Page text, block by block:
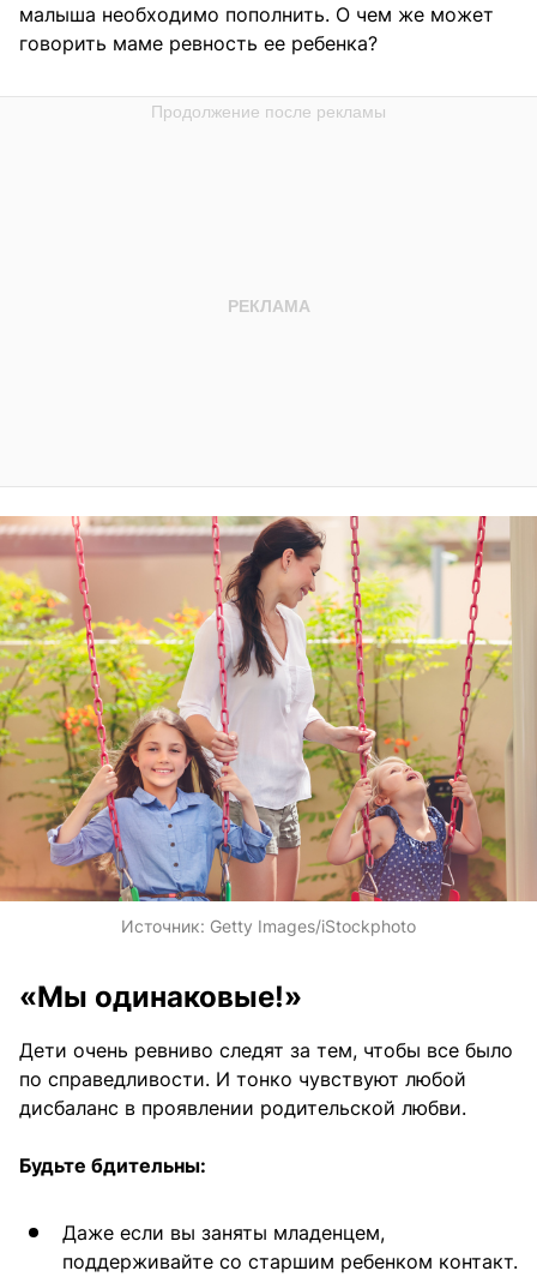
малыша необходимо пополнить. О чем же может
говорить маме ревность ее ребенка?
Источник: Getty Images/iStockphoto
«Мы одинаковые!»
Дети очень ревниво следят за тем, чтобы все было
по справедливости. И тонко чувствуют любой
дисбаланс в проявлении родительской любви.
Будьте бдительны:
Даже если вы заняты младенцем,
поддерживайте со старшим ребенком контакт.